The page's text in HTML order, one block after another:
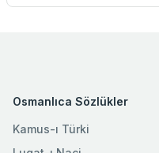
Osmanlıca Sözlükler
Kamus-ı Türki